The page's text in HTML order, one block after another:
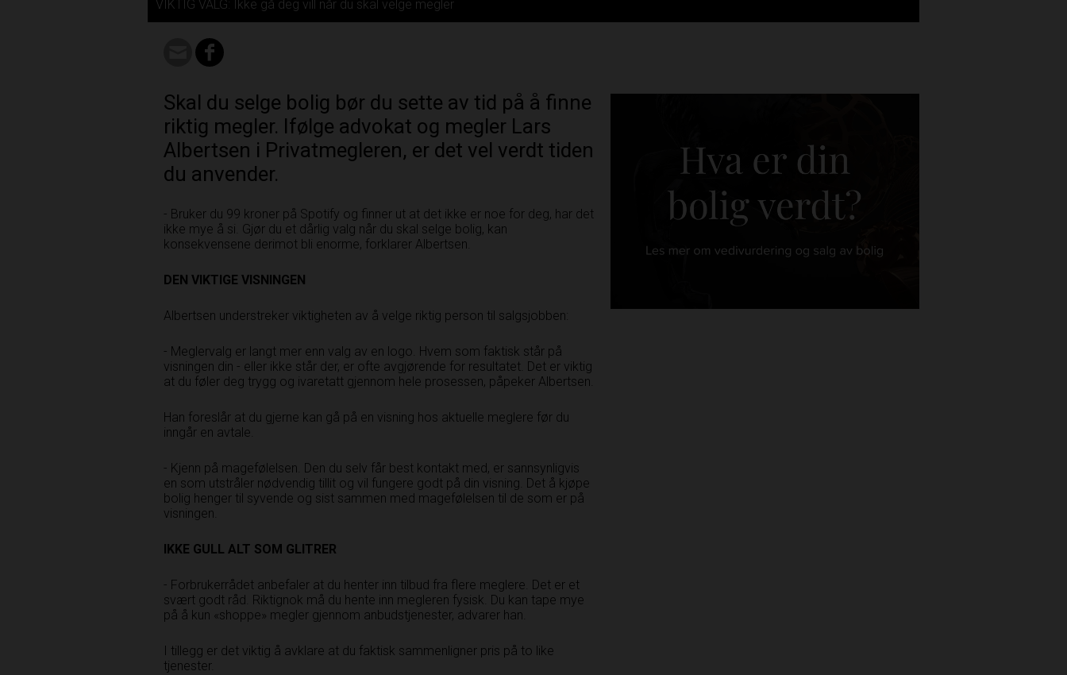
VIKTIG VALG: Ikke gå deg vill når du skal velge megler
Skal du selge bolig bør du sette av tid på å finne
riktig megler. Ifølge advokat og megler Lars
Albertsen i Privatmegleren, er det vel verdt tiden
du anvender.
- Bruker du 99 kroner på Spotify og finner ut at det ikke er noe for deg, har det
ikke mye å si. Gjør du et dårlig valg når du skal selge bolig, kan
konsekvensene derimot bli enorme, forklarer Albertsen.
DEN VIKTIGE VISNINGEN
Albertsen understreker viktigheten av å velge riktig person til salgsjobben:
- Meglervalg er langt mer enn valg av en logo. Hvem som faktisk står på
visningen din - eller ikke står der, er ofte avgjørende for resultatet. Det er viktig
at du føler deg trygg og ivaretatt gjennom hele prosessen, påpeker Albertsen.
Han foreslår at du gjerne kan gå på en visning hos aktuelle meglere før du
inngår en avtale.
- Kjenn på magefølelsen. Den du selv får best kontakt med, er sannsynligvis
en som utstråler nødvendig tillit og vil fungere godt på din visning. Det å kjøpe
bolig henger til syvende og sist sammen med magefølelsen til de som er på
visningen.
IKKE GULL ALT SOM GLITRER
- Forbrukerrådet anbefaler at du henter inn tilbud fra flere meglere. Det er et
svært godt råd. Riktignok må du hente inn megleren fysisk. Du kan tape mye
på å kun «shoppe» megler gjennom anbudstjenester, advarer han.
I tillegg er det viktig å avklare at du faktisk sammenligner pris på to like
tjenester.